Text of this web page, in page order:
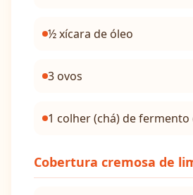
½ xícara de óleo
3 ovos
1 colher (chá) de
Cobertura cremosa de